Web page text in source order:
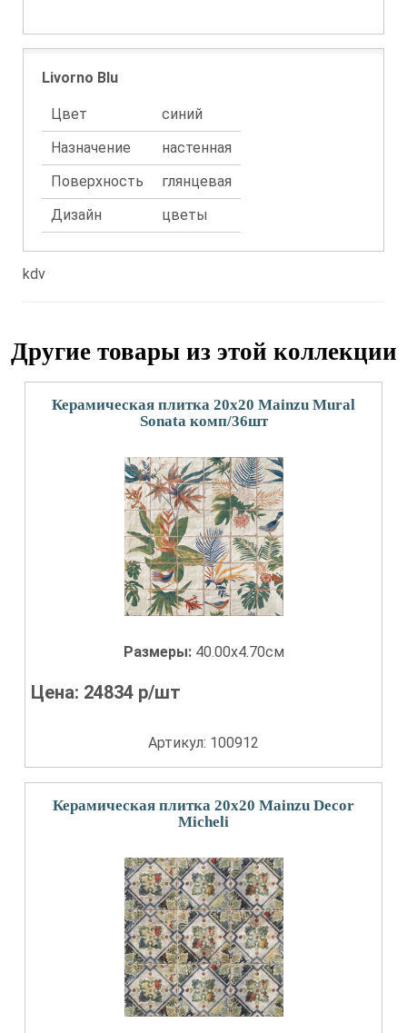
Livorno Blu
Цвет
синий
Назначение
настенная
Поверхность
глянцевая
Дизайн
цветы
kdv
Другие товары из этой коллекции
Керамическая плитка 20x20 Mainzu Mural
Sonata комп/36шт
Размеры: 40.00x4.70см
Цена: 24834 р/шт
Артикул: 100912
Керамическая плитка 20x20 Mainzu Decor
Micheli